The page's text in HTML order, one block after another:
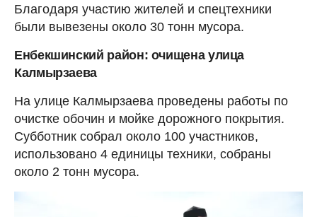
Благодаря участию жителей и спецтехники
были вывезены около 30 тонн мусора.
Енбекшинский район: очищена улица
Калмырзаева
На улице Калмырзаева проведены работы по
очистке обочин и мойке дорожного покрытия.
Субботник собрал около 100 участников,
использовано 4 единицы техники, собраны
около 2 тонн мусора.